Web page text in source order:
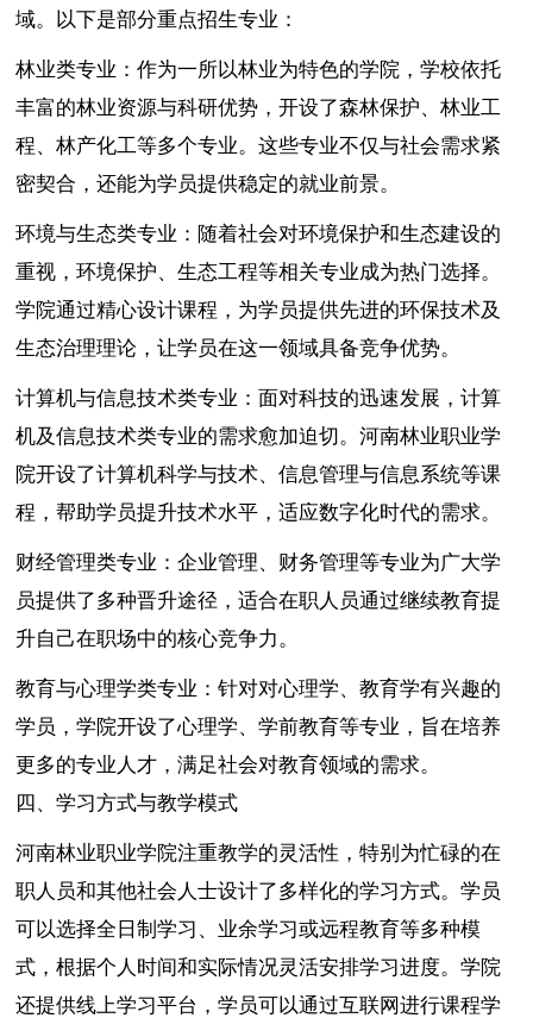
域。以下是部分重点招生专业：
林业类专业：作为一所以林业为特色的学院，学校依托
丰富的林业资源与科研优势，开设了森林保护、林业工
程、林产化工等多个专业。这些专业不仅与社会需求紧
密契合，还能为学员提供稳定的就业前景。
环境与生态类专业：随着社会对环境保护和生态建设的
重视，环境保护、生态工程等相关专业成为热门选择。
学院通过精心设计课程，为学员提供先进的环保技术及
生态治理理论，让学员在这一领域具备竞争优势。
计算机与信息技术类专业：面对科技的迅速发展，计算
机及信息技术类专业的需求愈加迫切。河南林业职业学
院开设了计算机科学与技术、信息管理与信息系统等课
程，帮助学员提升技术水平，适应数字化时代的需求。
财经管理类专业：企业管理、财务管理等专业为广大学
员提供了多种晋升途径，适合在职人员通过继续教育提
升自己在职场中的核心竞争力。
教育与心理学类专业：针对对心理学、教育学有兴趣的
学员，学院开设了心理学、学前教育等专业，旨在培养
更多的专业人才，满足社会对教育领域的需求。
四、学习方式与教学模式
河南林业职业学院注重教学的灵活性，特别为忙碌的在
职人员和其他社会人士设计了多样化的学习方式。学员
可以选择全日制学习、业余学习或远程教育等多种模
式，根据个人时间和实际情况灵活安排学习进度。学院
还提供线上学习平台，学员可以通过互联网进行课程学